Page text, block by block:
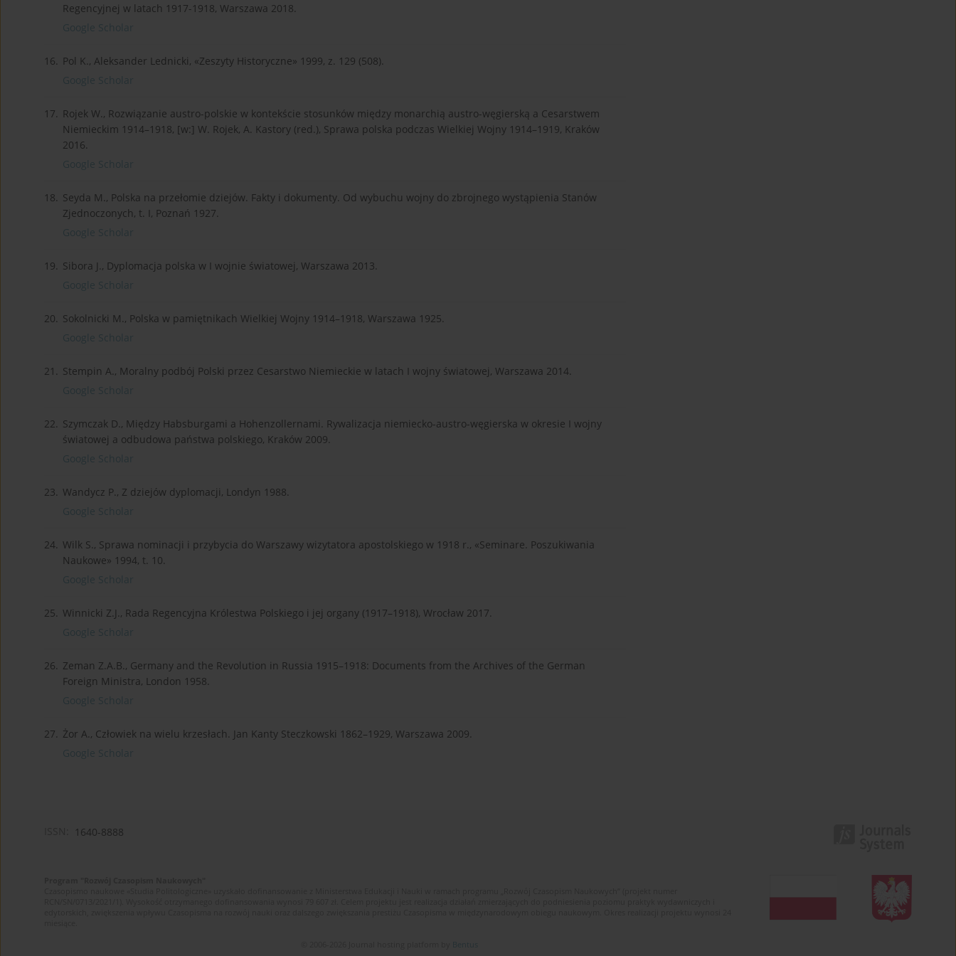
Regencyjnej w latach 1917-1918, Warszawa 2018.
Google Scholar
16. Pol K., Aleksander Lednicki, «Zeszyty Historyczne» 1999, z. 129 (508).
Google Scholar
17. Rojek W., Rozwiązanie austro-polskie w kontekście stosunków między monarchią austro-węgierską a Cesarstwem
Niemieckim 1914–1918, [w:] W. Rojek, A. Kastory (red.), Sprawa polska podczas Wielkiej Wojny 1914–1919, Kraków
2016.
Google Scholar
18. Seyda M., Polska na przełomie dziejów. Fakty i dokumenty. Od wybuchu wojny do zbrojnego wystąpienia Stanów
Zjednoczonych, t. I, Poznań 1927.
Google Scholar
19. Sibora J., Dyplomacja polska w I wojnie światowej, Warszawa 2013.
Google Scholar
20. Sokolnicki M., Polska w pamiętnikach Wielkiej Wojny 1914–1918, Warszawa 1925.
Google Scholar
21. Stempin A., Moralny podbój Polski przez Cesarstwo Niemieckie w latach I wojny światowej, Warszawa 2014.
Google Scholar
22. Szymczak D., Między Habsburgami a Hohenzollernami. Rywalizacja niemiecko-austro-węgierska w okresie I wojny
światowej a odbudowa państwa polskiego, Kraków 2009.
Google Scholar
23. Wandycz P., Z dziejów dyplomacji, Londyn 1988.
Google Scholar
24. Wilk S., Sprawa nominacji i przybycia do Warszawy wizytatora apostolskiego w 1918 r., «Seminare. Poszukiwania
Naukowe» 1994, t. 10.
Google Scholar
25. Winnicki Z.J., Rada Regencyjna Królestwa Polskiego i jej organy (1917–1918), Wrocław 2017.
Google Scholar
26. Zeman Z.A.B., Germany and the Revolution in Russia 1915–1918: Documents from the Archives of the German
Foreign Ministra, London 1958.
Google Scholar
27. Żor A., Człowiek na wielu krzesłach. Jan Kanty Steczkowski 1862–1929, Warszawa 2009.
Google Scholar
1640-8888
Bentus